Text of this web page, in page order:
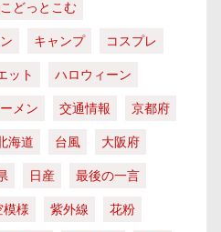
どっとこむ
キャンプ
コスプレ
ット
ハロウィーン
メン 交通情報
京都府
海道 台風
大阪府
日産
最後の一言
模様 紫外線
花粉